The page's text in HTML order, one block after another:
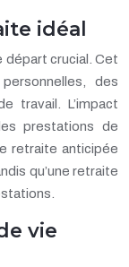
idéal
départ crucial. Cet
des
travail. L’impact
prestations de
retraite anticipée
qu’une retraite
vie